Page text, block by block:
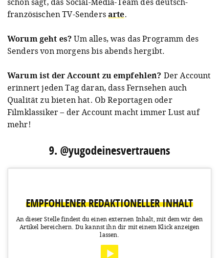
A post shared by ARTE (@arte.tv) onJan 9, 2019 at 1:00am PST
französischen TV-Sendersarte.
Worum geht es?Um alles, was das Programm des
Senders von morgens bis abends hergibt.
Warum ist der Account zu empfehlen? Der Account
erinnert jeden Tag daran, dass Fernsehen auch
Qualität zu bieten hat. Ob Reportagen oder
Filmklassiker – der Account macht immer Lust auf
mehr!
9. @yugodeinesvertrauens
EMPFOHLENER REDAKTIONELLER INHALT
An dieser Stelle findest du einen externen Inhalt, mit dem wir den
Artikel bereichern. Du kannst ihn dir mit einem Klick anzeigen
lassen.